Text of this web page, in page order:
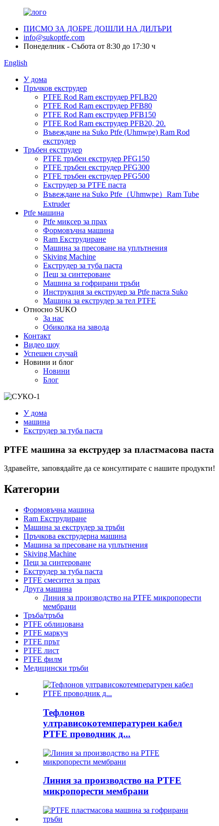
ПИСМО ЗА ДОБРЕ ДОШЛИ НА ДИЛЪРИ
info@sukoptfe.com
Понеделник - Събота от 8:30 до 17:30 ч
English
У дома
Пръчков екструдер
PTFE Rod Ram екструдер PFLB20
PTFE Rod Ram екструдер PFB80
PTFE Rod Ram екструдер PFB150
PTFE Rod Ram екструдер PFB20, 20.
Въвеждане на Suko Ptfe (Uhmwpe) Ram Rod
екструдер
Тръбен екструдер
PTFE тръбен екструдер PFG150
PTFE тръбен екструдер PFG300
PTFE тръбен екструдер PFG500
Екструдер за PTFE паста
Въвеждане на Suko Ptfe（Uhmwpe）Ram Tube
Extruder
Ptfe машина
Ptfe миксер за прах
Формовъчна машина
Ram Екструдиране
Машина за пресоване на уплътнения
Skiving Machine
Екструдер за туба паста
Пещ за синтероване
Машина за гофрирани тръби
Инструкция за екструдер за Ptfe паста Suko
Машина за екструдер за тел PTFE
Относно SUKO
За нас
Обиколка на завода
Контакт
Видео шоу
Успешен случай
Новини и блог
Новини
Блог
У дома
машина
Екструдер за туба паста
PTFE машина за екструдер за пластмасова паста
Здравейте, заповядайте да се консултирате с нашите продукти!
Категории
Формовъчна машина
Ram Екструдиране
Машина за екструдер за тръби
Пръчкова екструдерна машина
Машина за пресоване на уплътнения
Skiving Machine
Пещ за синтероване
Екструдер за туба паста
PTFE смесител за прах
Друга машина
Линия за производство на PTFE микропорести
мембрани
Тръба/тръба
PTFE облицована
PTFE маркуч
PTFE прът
PTFE лист
PTFE филм
Медицински тръби
Тефлонов
ултрависокотемпературен кабел
PTFE проводник д...
Линия за производство на PTFE
микропорести мембрани